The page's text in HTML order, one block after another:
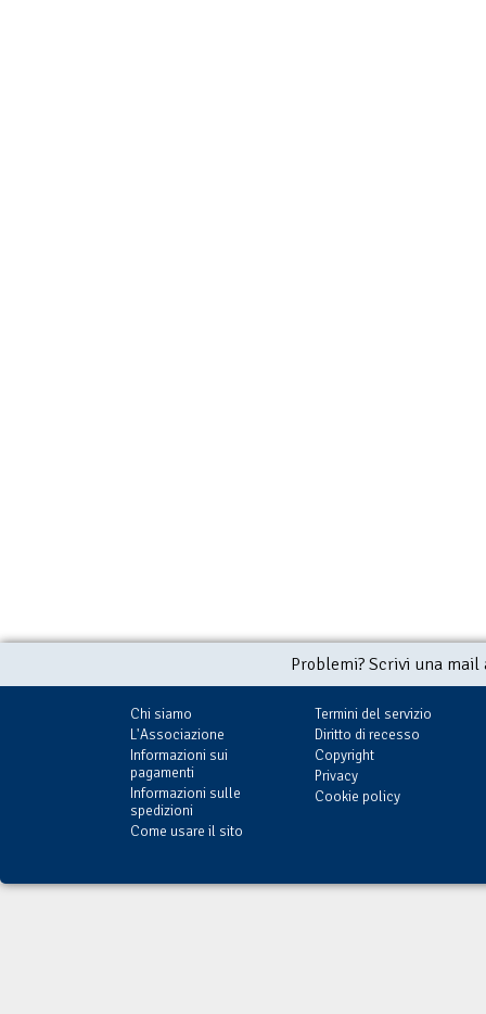
Problemi? Scrivi una
Chi siamo
L'Associazione
Informazioni sui
pagamenti
Informazioni sulle
spedizioni
Come usare il sito
Termini del servizio
Diritto di recesso
Copyright
Privacy
Cookie policy